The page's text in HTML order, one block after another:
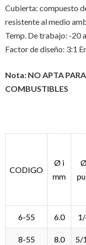
Cubierta: compuesto
resistente al medio
Temp. De trabajo: -20
Factor de diseño: 3:1
Nota: NO APTA
COMBUSTIBLES
CODIGO
Ø i
mm
6-55 6.0
8-55 8.0 5/